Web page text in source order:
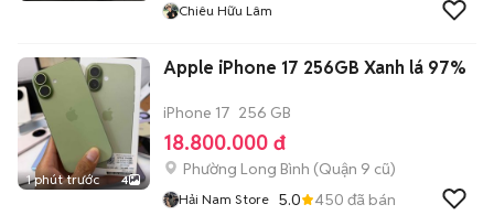
Chiêu Hữu Lâm
1 phút trước 4
Apple iPhone 17 256GB Xanh lá 97%
iPhone 17 256 GB
18.800.000 đ
Phường Long Bình (Quận 9 cũ)
Hải Nam Store 5.0 450 đã bán